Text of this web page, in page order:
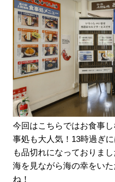
今回はこちらではお食事
事処も大人気！13時過ぎ
も品切れになっておりまし
海を見ながら海の幸をい
ね！